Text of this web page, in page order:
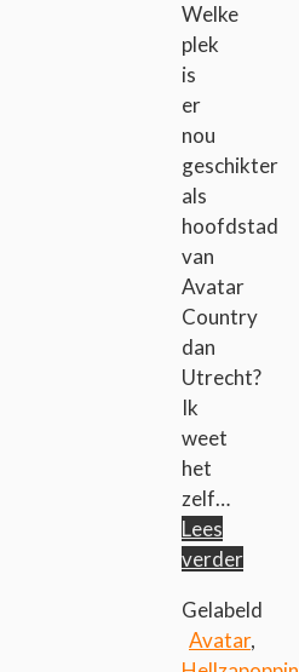
Welke
plek
is
er
nou
geschikter
als
hoofdstad
van
Avatar
Country
dan
Utrecht?
Ik
weet
het
zelf…
Lees
verder
Gelabeld
Avatar,